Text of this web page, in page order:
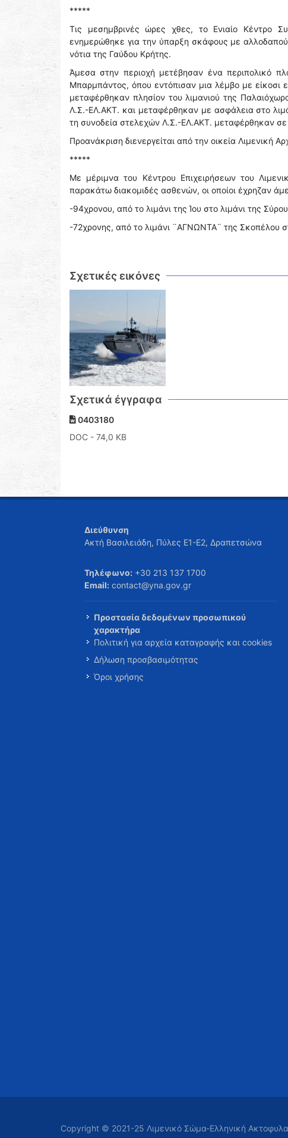
*****
Τις μεσημβρινές ώρες χθες, το Ενιαίο Κέντρο
ενημερώθηκε για την ύπαρξη σκάφους με
νότια της Γαύδου Κρήτης.
Άμεσα στην περιοχή μετέβησαν ένα περιπολικό
Μπαρμπάντος, όπου εντόπισαν μια λέμβο με είκοσι
μεταφέρθηκαν πλησίον του λιμανιού της
Λ.Σ.-ΕΛ.ΑΚΤ. και μεταφέρθηκαν με ασφάλεια στο
τη συνοδεία στελεχών Λ.Σ.-ΕΛ.ΑΚΤ. μεταφέρθηκαν
Προανάκριση διενεργείται από την οικεία Λιμενική
*****
Με μέριμνα του Κέντρου Επιχειρήσεων του
παρακάτω διακομιδές ασθενών, οι οποίοι έχρηζαν
-94χρονου, από το λιμάνι της Ίου στο λιμάνι της
-72χρονης, από το λιμάνι ¨ΑΓΝΩΝΤΑ¨ της Σκοπέλου
Σχετικές εικόνες
Σχετικά έγγραφα
0403180
DOC - 74,0 KB
Διεύθυνση
Ακτή Βασιλειάδη, Πύλες Ε1-Ε2, Δραπετσώνα
Τηλέφωνο: +30 213 137 1700
Email: contact@yna.gov.gr
Προστασία δεδομένων προσωπικού
χαρακτήρα
Πολιτική για αρχεία καταγραφής και cookies
Δήλωση προσβασιμότητας
Όροι χρήσης
Copyright © 2021-25 Λιμενικό Σώμα-Ελληνική